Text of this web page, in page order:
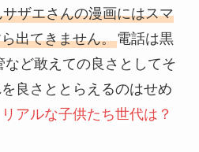
ザエさんの漫画にはスマ
出てきません。電話は黒
ど敢えての良さとしてそ
良さととらえるのはせめ
リアルな子供たち世代は？